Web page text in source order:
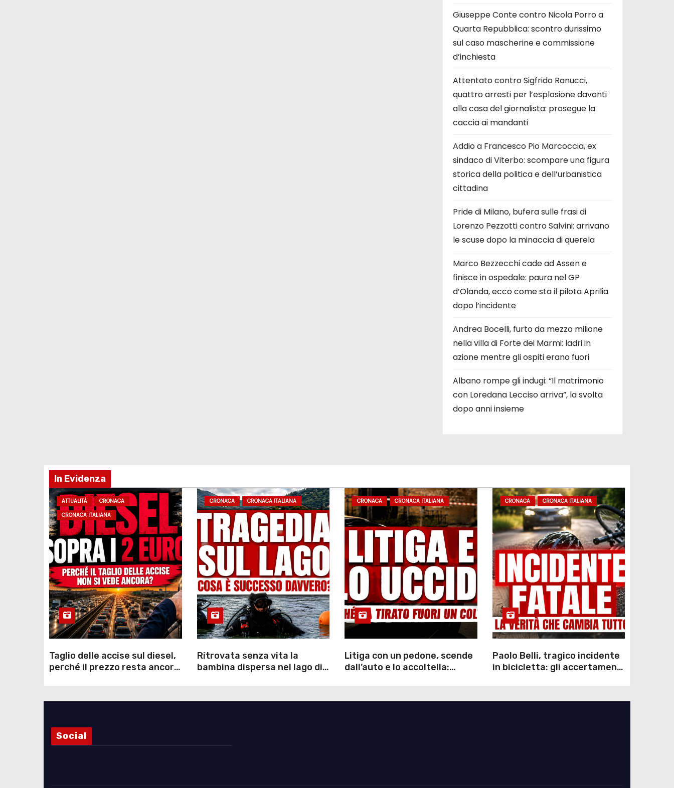
Giuseppe Conte contro Nicola Porro a
Quarta Repubblica: scontro durissimo
sul caso mascherine e commissione
d’inchiesta
Attentato contro Sigfrido Ranucci,
quattro arresti per l’esplosione davanti
alla casa del giornalista: prosegue la
caccia ai mandanti
Addio a Francesco Pio Marcoccia, ex
sindaco di Viterbo: scompare una figura
storica della politica e dell’urbanistica
cittadina
Pride di Milano, bufera sulle frasi di
Lorenzo Pezzotti contro Salvini: arrivano
le scuse dopo la minaccia di querela
Marco Bezzecchi cade ad Assen e
finisce in ospedale: paura nel GP
d’Olanda, ecco come sta il pilota Aprilia
dopo l’incidente
Andrea Bocelli, furto da mezzo milione
nella villa di Forte dei Marmi: ladri in
azione mentre gli ospiti erano fuori
Albano rompe gli indugi: “Il matrimonio
con Loredana Lecciso arriva”, la svolta
dopo anni insieme
In Evidenza
ATTUALITÀ
CRONACA
CRONACA ITALIANA
Taglio delle accise sul diesel,
perché il prezzo resta ancora
CRONACA CRONACA ITALIANA
Ritrovata senza vita la
bambina dispersa nel lago di
CRONACA CRONACA ITALIANA
Litiga con un pedone, scende
dall’auto e lo accoltella:
CRONACA CRONACA ITALIANA
Paolo Belli, tragico incidente
in bicicletta: gli accertamenti
chiarire
Social